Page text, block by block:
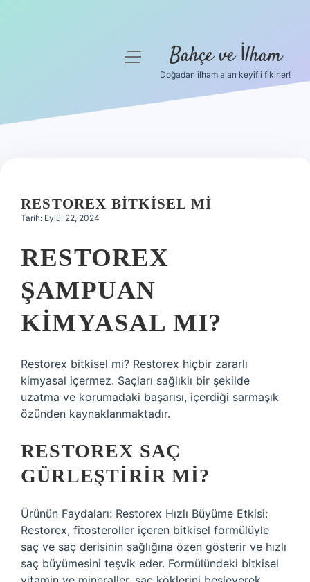
Hakkımızda
menüyü
Bahçe ve İlham
Doğadan ilham alan keyifli fikirler!
RESTOREX BITKISEL MI
Tarih: Eylül 22, 2024
RESTOREX
ŞAMPUAN
KIMYASAL MI?
Restorex bitkisel mi? Restorex hiçbir zararlı
kimyasal içermez. Saçları sağlıklı bir şekilde
uzatma ve korumadaki başarısı, içerdiği sarmaşık
özünden kaynaklanmaktadır.
RESTOREX SAÇ
GÜRLEŞTIRIR MI?
Ürünün Faydaları: Restorex Hızlı Büyüme Etkisi:
Restorex, fitosteroller içeren bitkisel formülüyle
saç ve saç derisinin sağlığına özen gösterir ve hızlı
saç büyümesini teşvik eder. Formülündeki bitkisel